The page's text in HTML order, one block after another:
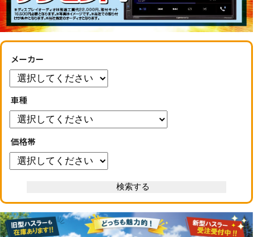
メーカー
車種
価格帯
検索する